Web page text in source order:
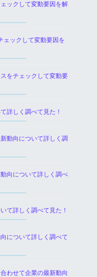
ックして変動要因を解
ェックして変動要因を
をチェックして変動要
詳しく調べて見た！
動向について詳しく調
向について詳しく調べ
て詳しく調べて見た！
について詳しく調べて
わせて企業の最新動向